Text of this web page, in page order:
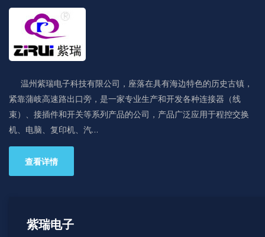
温州紫瑞电子科技有限公司，座落在具有海边特色的历史古镇，
紧靠蒲岐高速路出口旁，是一家专业生产和开发各种连接器（线
束）、接插件和开关等系列产品的公司，产品广泛应用于程控交换
机、电脑、复印机、汽…
查看详情
紫瑞电子